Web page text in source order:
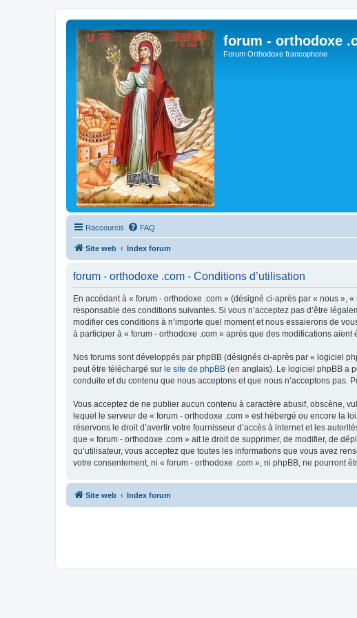
forum - orthodoxe
Forum Orthodoxe francophone
Raccourcis FAQ
Site web Index forum
forum - orthodoxe .com - Conditions d’utilisation
En accédant à « forum - orthodoxe .com » (désigné ci-après par « nous »,
responsable des conditions suivantes. Si vous n’acceptez pas d’être
modifier ces conditions à n’importe quel moment et nous essaierons de
à participer à « forum - orthodoxe .com » après que des modifications
Nos forums sont développés par phpBB (désignés ci-après par « logiciel
peut être téléchargé sur le site de phpBB (en anglais). Le logiciel phpBB a
conduite et du contenu que nous acceptons et que nous n’acceptons pas.
Vous acceptez de ne publier aucun contenu à caractère abusif, obscène,
lequel le serveur de « forum - orthodoxe .com » est hébergé ou encore la
réservons le droit d’avertir votre fournisseur d’accès à internet et les
que « forum - orthodoxe .com » ait le droit de supprimer, de modifier, de
qu’utilisateur, vous acceptez que toutes les informations que vous avez
votre consentement, ni « forum - orthodoxe .com », ni phpBB, ne pourront
Site web Index forum